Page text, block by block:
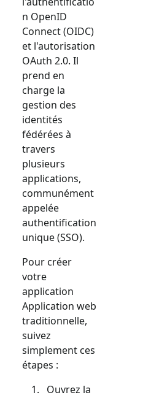
n OpenID
Connect (OIDC)
et l'autorisation
OAuth 2.0. Il
prend en
charge la
gestion des
identités
fédérées à
travers
plusieurs
applications,
communément
appelée
authentification
unique (SSO).
Pour créer
votre
application
Application web
traditionnelle,
suivez
simplement ces
étapes :
Ouvrez la